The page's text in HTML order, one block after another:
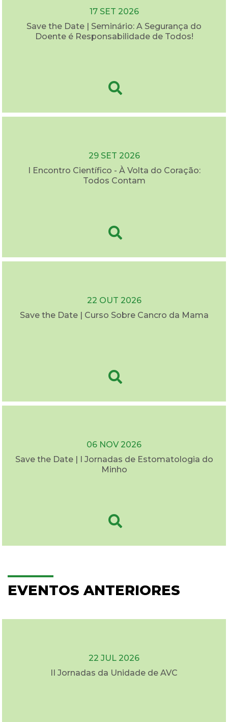
17 SET 2026
Save the Date | Seminário: A Segurança do
Doente é Responsabilidade de Todos!
29 SET 2026
I Encontro Científico - À Volta do Coração:
Todos Contam
22 OUT 2026
Save the Date | Curso Sobre Cancro da Mama
06 NOV 2026
Save the Date | I Jornadas de Estomatologia do
Minho
EVENTOS ANTERIORES
22 JUL 2026
II Jornadas da Unidade de AVC